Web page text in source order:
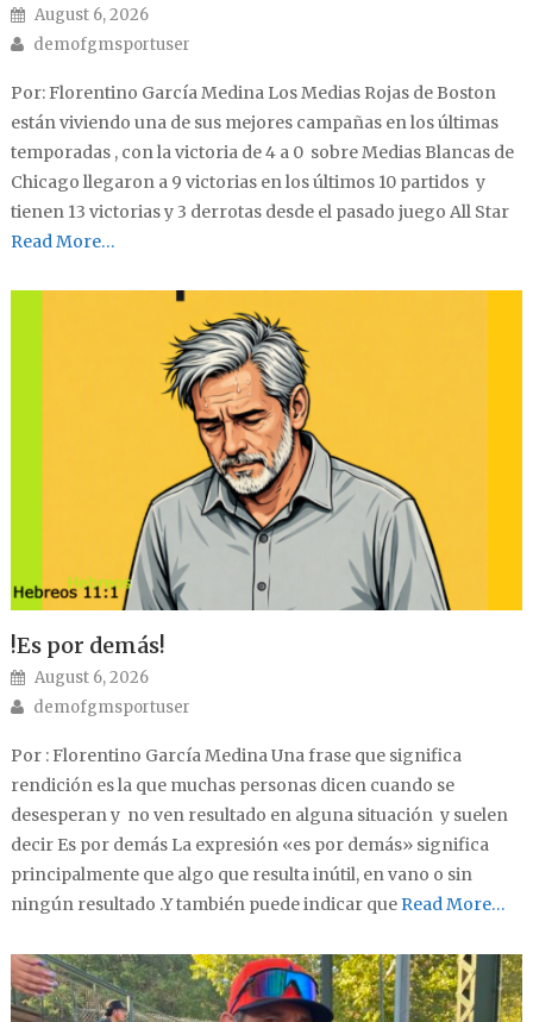
Posted on
August 6, 2026
Author
demofgmsportuser
Por: Florentino García Medina Los Medias Rojas de Boston
están viviendo una de sus mejores campañas en los últimas
temporadas , con la victoria de 4 a 0 sobre Medias Blancas de
Chicago llegaron a 9 victorias en los últimos 10 partidos y
tienen 13 victorias y 3 derrotas desde el pasado juego All Star
Read More…
!Es por demás!
Posted on
August 6, 2026
Author
demofgmsportuser
Por : Florentino García Medina Una frase que significa
rendición es la que muchas personas dicen cuando se
desesperan y no ven resultado en alguna situación y suelen
decir Es por demás La expresión «es por demás» significa
principalmente que algo que resulta inútil, en vano o sin
ningún resultado .Y también puede indicar queRead More…